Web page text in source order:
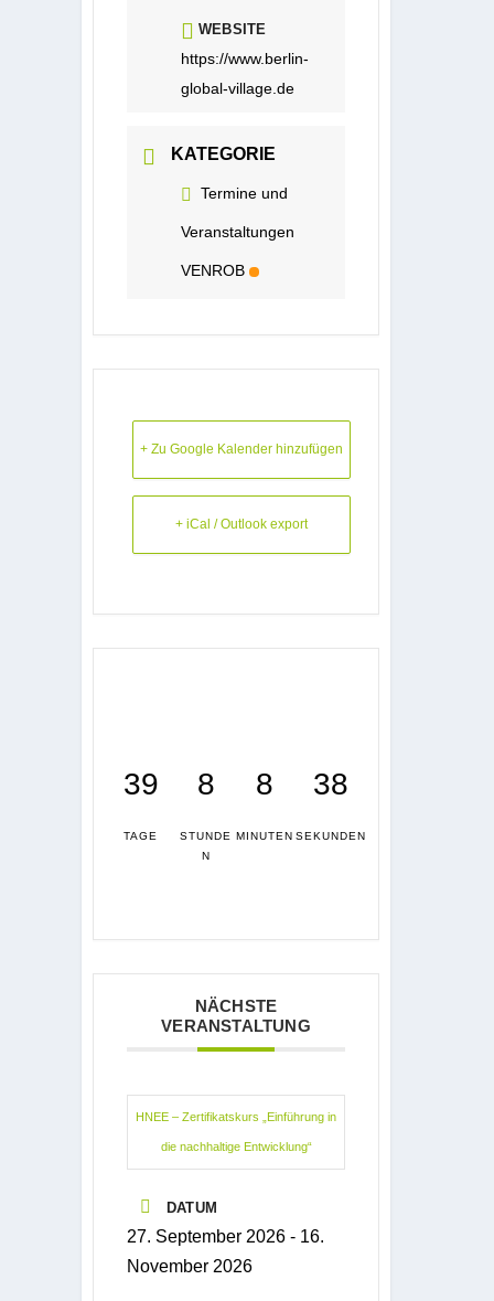
WEBSITE
https://www.berlin-
global-village.de
KATEGORIE
Termine und
Veranstaltungen
VENROB
+ Zu Google Kalender hinzufügen
+ iCal / Outlook export
39
TAGE
8
STUNDE
N
8
MINUTEN
37
SEKUNDEN
NÄCHSTE
VERANSTALTUNG
HNEE – Zertifikatskurs „Einführung in
die nachhaltige Entwicklung“
DATUM
27. September 2026 - 16.
November 2026